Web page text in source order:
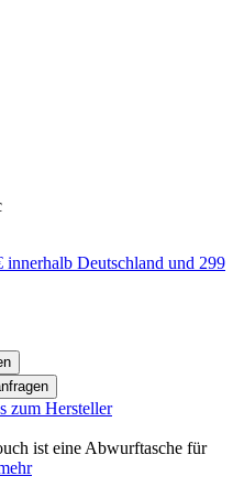
innerhalb Deutschland und 299
zum Hersteller
ist eine Abwurftasche für